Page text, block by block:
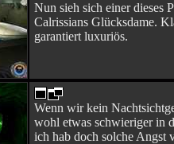
Nun sieh sich einer dieses
Calrissians Glücksdame.
garantiert luxuriös.
Wenn wir kein
wohl etwas schwieriger in
ich hab doch solche Angst